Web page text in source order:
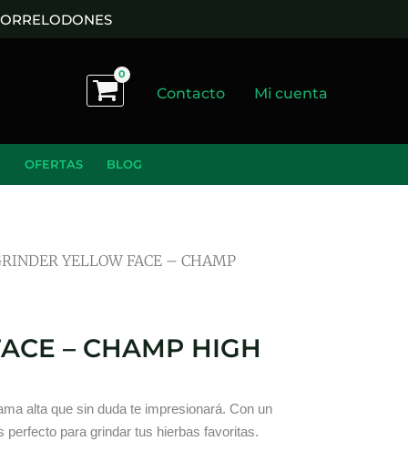
Contacto Mi cuenta
OFERTAS BLOG
YELLOW FACE – CHAMP
– CHAMP HIGH
alta que sin duda te impresionará. Con un
perfecto para grindar tus hierbas favoritas.